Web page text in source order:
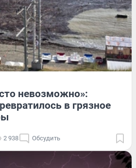
невозможно»:
в грязное
2 938 Обсудить